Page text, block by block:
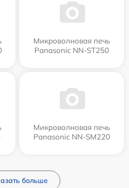
Микроволновая печь
Panasonic NN-ST250
Микроволновая печь
Panasonic NN-SM220
больше